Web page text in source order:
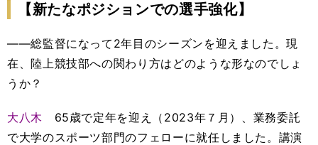
【新たなポジションでの選手強化】
――総監督になって2年目のシーズンを迎えました。現
在、陸上競技部への関わり方はどのような形なのでしょ
うか？
大八木 65歳で定年を迎え（2023年７月）、業務委託
で大学のスポーツ部門のフェローに就任しました。講演